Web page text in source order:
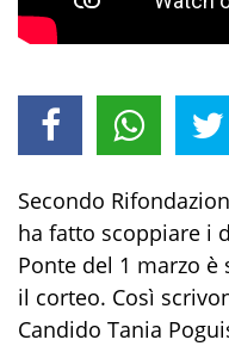
Secondo
ha fatto scoppiare i
Ponte del 1 marzo
il corteo. Così
Candido Tania